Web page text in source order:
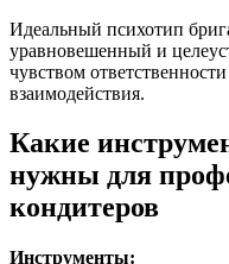
Идеальный психотип
уравновешенный и
чувством
взаимодействия.
Какие
нужны для
кондитеров
Инструменты: